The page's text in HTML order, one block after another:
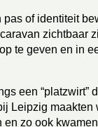
pas of identiteit
zichtbaar
te geven en in
een “platzwirt”
Leipzig
zo ook